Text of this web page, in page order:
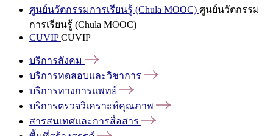
ศูนย์นวัตกรรมการเรียนรู้ (Chula MOOC) ศูนย์นวัตกรรม
การเรียนรู้ (Chula MOOC)
CUVIPCUVIP
บริการสังคม
บริการทดสอบและวิชาการ
บริการทางการแพทย์
บริการตรวจวิเคราะห์คุณภาพ
สารสนเทศและการสื่อสาร